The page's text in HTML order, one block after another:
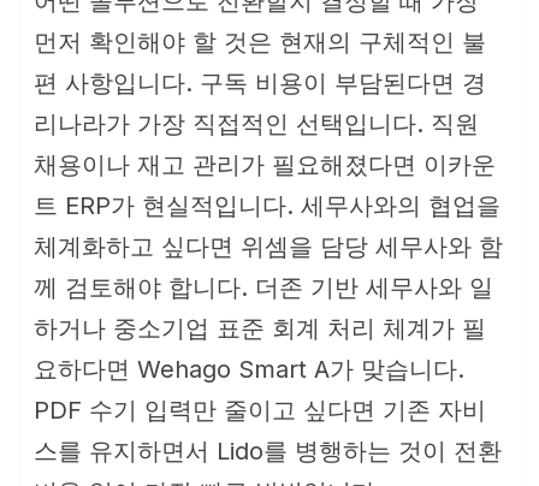
먼저 확인해야 할 것은 현재의 구체적인 불
편 사항입니다. 구독 비용이 부담된다면 경
리나라가 가장 직접적인 선택입니다. 직원
채용이나 재고 관리가 필요해졌다면 이카운
트 ERP가 현실적입니다. 세무사와의 협업을
체계화하고 싶다면 위셈을 담당 세무사와 함
께 검토해야 합니다. 더존 기반 세무사와 일
하거나 중소기업 표준 회계 처리 체계가 필
요하다면 Wehago Smart A가 맞습니다.
PDF 수기 입력만 줄이고 싶다면 기존 자비
스를 유지하면서 Lido를 병행하는 것이 전환